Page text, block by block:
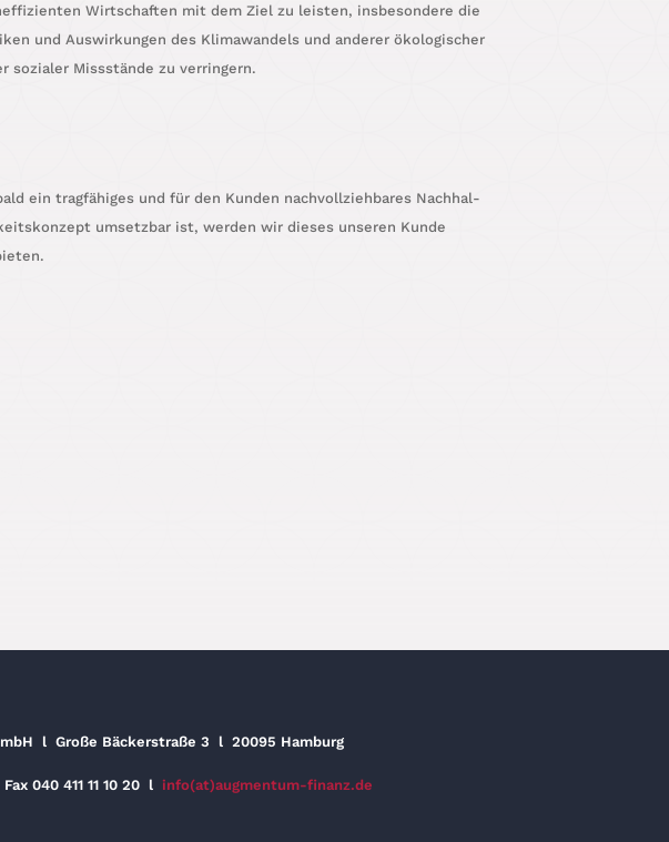
Wirt­schaf­ten mit dem Ziel zu leis­ten, ins­be­son­de­re die
und Aus­wir­kun­gen des Kli­ma­wan­dels und ande­rer öko­lo­gi­scher
sozia­ler Miss­stän­de zu verringern.
ein trag­fä­hi­ges und für den Kun­den nach­voll­zieh­ba­res Nach­hal­
umsetz­bar ist, wer­den wir die­ses unse­ren Kun­de
l Große Bäckerstraße 3 l 20095 Hamburg
Fax 040 411 11 10 20 l info(at)augmentum-finanz.de